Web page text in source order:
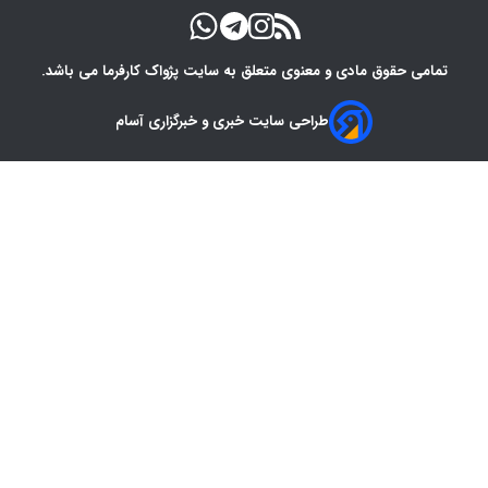
تمامی حقوق مادی و معنوی متعلق به سایت پژواک کارفرما می باشد.
طراحی سایت خبری و خبرگزاری آسام